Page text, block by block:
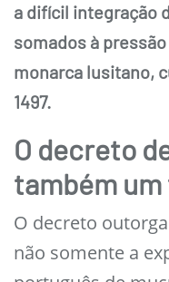
a difícil integração
somados à
monarca lusitano,
1497.
O decreto
também
O decreto
não somente a